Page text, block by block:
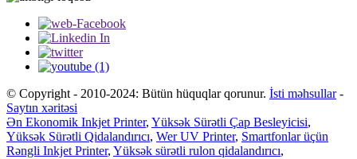
© Copyright - 2010-2024: Bütün hüquqlar qorunur. İsti məhsullar-
Saytın xəritəsi
Ən Ekonomik Inkjet Printer, Yüksək Sürətli Çap Besleyicisi,
Yüksək Sürətli Qidalandırıcı, Wer UV Printer, Smartfonlar üçün
Rəngli Inkjet Printer, Yüksək sürətli rulon qidalandırıcı,